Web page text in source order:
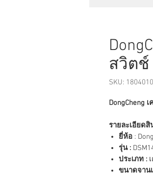
สวิตช์
SKU:
DongCheng
รายละเอียดสิ
ยี่ห้อ :
รุ่น :
ประเภท :
ขนาดจาน